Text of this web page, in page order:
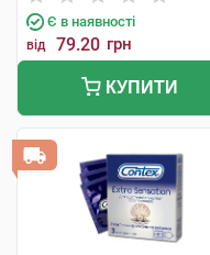
Є в наявності
від 79.20 грн
КУПИТИ